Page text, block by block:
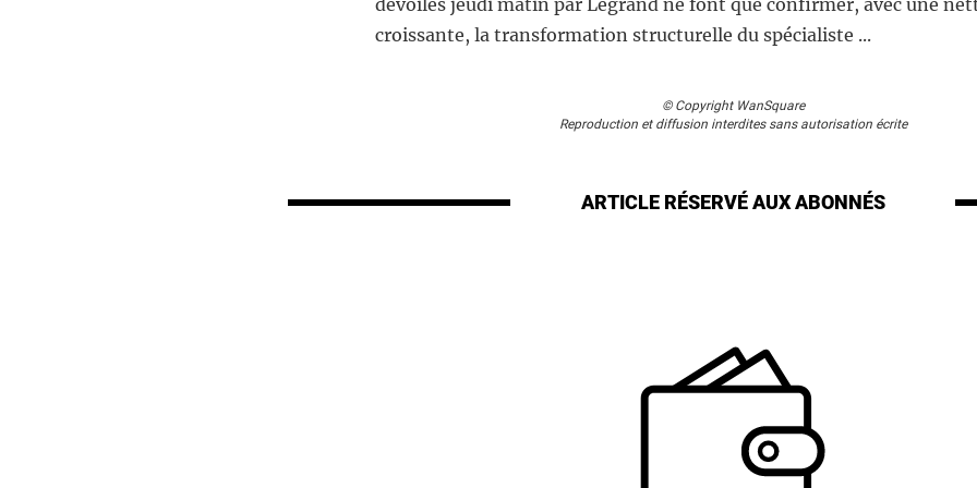
dévoilés jeudi matin par Legrand ne font que confirmer, avec une
croissante, la transformation structurelle du spécialiste ...
© Copyright WanSquare
Reproduction et diffusion interdites sans autorisation écrite
ARTICLE RÉSERVÉAUX ABONNÉS